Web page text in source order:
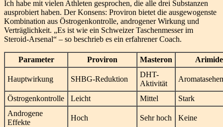
Ich habe mit vielen Athleten gesprochen, die alle drei Substanzen
ausprobiert haben. Der Konsens: Proviron bietet die ausgewogenste
Kombination aus Östrogenkontrolle, androgener Wirkung und
Verträglichkeit. „Es ist wie ein Schweizer Taschenmesser im
Steroid-Arsenal“ – so beschrieb es ein erfahrener Coach.
Parameter Proviron Masteron
Hauptwirkung SHBG-Reduktion
DHT-
Aktivität
Östrogenkontrolle Leicht Mittel
Stark
Androgene
Effekte
Hoch Sehr hoch Keine